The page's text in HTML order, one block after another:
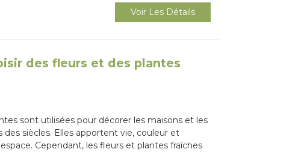
Voir Les Détails
des fleurs et des plantes
sont utilisées pour décorer les maisons et les
siècles. Elles apportent vie, couleur et
Cependant, les fleurs et plantes fraîches